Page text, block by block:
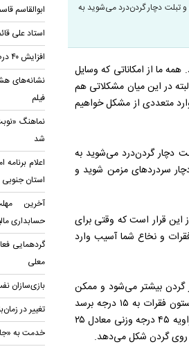
و تبلت دچار گردن‌درد می‌شوید به
ما از امکاناتی که وسایل
در این میان مشکلاتی هم
متعددی از مشکل خواهیم
دچار گردن‌درد می‌شوید به
سردردهای مزمن شوید و
از این قرار است که وقتی برای
و نخاع شما آسیب وارد
گردن بیشتر می‌شود و ممکن
است سردرد، گردن درد، دست درد و بی‌حسی هم به‌وجود آید. هنگامی که زاویه گردن با ستون فقرات به ۱۵ درجه برسد
این وزن معادل ۱۴ کیلو خواهد شد، افزایش زاویه به ۳۰ درجه، وزن را به ۲۰ کیلو رسانده و زاویه ۴۵ درجه وزنی معادل ۲۵
ابوالقاسم
استاد علی
افزایش ۴۰ درصدی خانه‌های جوان
نشانه‌های
فیلم
نماهنگ
شد
اعلام
استان جنوبی
آخرین
حسابداری
گردهمایی
معلی
بازی‌سازان
تغییر در
خدمت به